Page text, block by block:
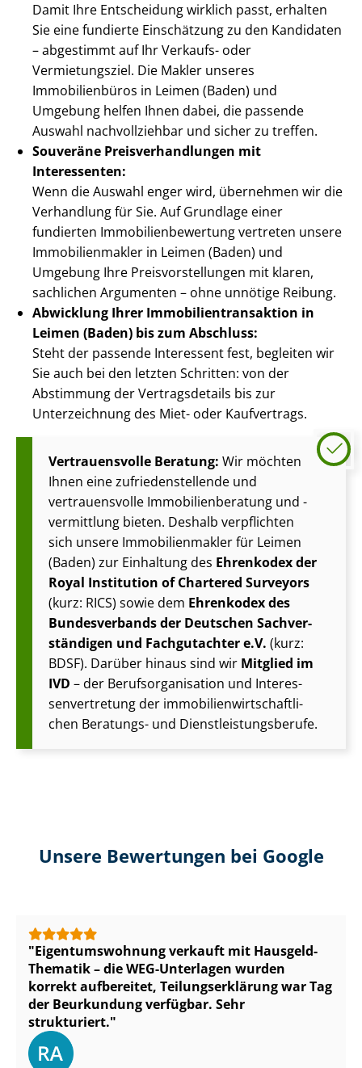
Damit Ihre Entscheidung wirklich passt, erhalten
Sie eine fundierte Einschätzung zu den Kandidaten
– abgestimmt auf Ihr Verkaufs- oder
Vermietungsziel. Die Makler unseres
Immobilienbüros in Leimen (Baden) und
Umgebung helfen Ihnen dabei, die passende
Auswahl nachvollziehbar und sicher zu treffen.
Souveräne Preis­ver­hand­lun­gen mit
Interessenten:
Wenn die Auswahl enger wird, übernehmen wir die
Verhandlung für Sie. Auf Grundlage einer
fundierten Im­mo­bi­li­en­be­wer­tung vertreten unsere
Im­mo­bi­li­en­mak­ler in Leimen (Baden) und
Umgebung Ihre Preis­vor­stel­lun­gen mit klaren,
sachlichen Argumenten – ohne unnötige Reibung.
Abwicklung Ihrer Im­mo­bi­li­en­trans­ak­ti­on in
Leimen (Baden) bis zum Abschluss:
Steht der passende Interessent fest, begleiten wir
Sie auch bei den letzten Schritten: von der
Abstimmung der Vertragsdetails bis zur
Unterzeichnung des Miet- oder Kaufvertrags.
Vertrauensvolle Beratung: Wir möchten
Ihnen eine zu­frie­den­stel­len­de und
vertrauensvolle Im­mo­bi­li­en­be­ra­tung und -
vermittlung bieten. Deshalb verpflichten
sich unsere Im­mo­bi­li­en­mak­ler für Leimen
(Baden) zur Einhaltung des Ehrenkodex der
Royal Institution of Chartered Surveyors
(kurz: RICS) sowie dem Ehrenkodex des
Bundesverbands der Deutschen Sach­ver­
stän­di­gen und Fachgutachter e.V. (kurz:
BDSF). Darüber hinaus sind wir Mitglied im
IVD – der Be­rufs­or­ga­ni­sa­ti­on und In­ter­es­
sen­ver­tre­tung der im­mo­bi­li­en­wirt­schaft­li­
chen Beratungs- und Dienst­leis­tungs­be­ru­fe.
Unsere Bewertungen bei Google
Ei­gen­tums­woh­nung verkauft mit Hausgeld-
Thematik – die WEG-Unterlagen wurden
korrekt aufbereitet, Tei­lungs­er­klä­rung war Tag
der Beurkundung verfügbar. Sehr
strukturiert.